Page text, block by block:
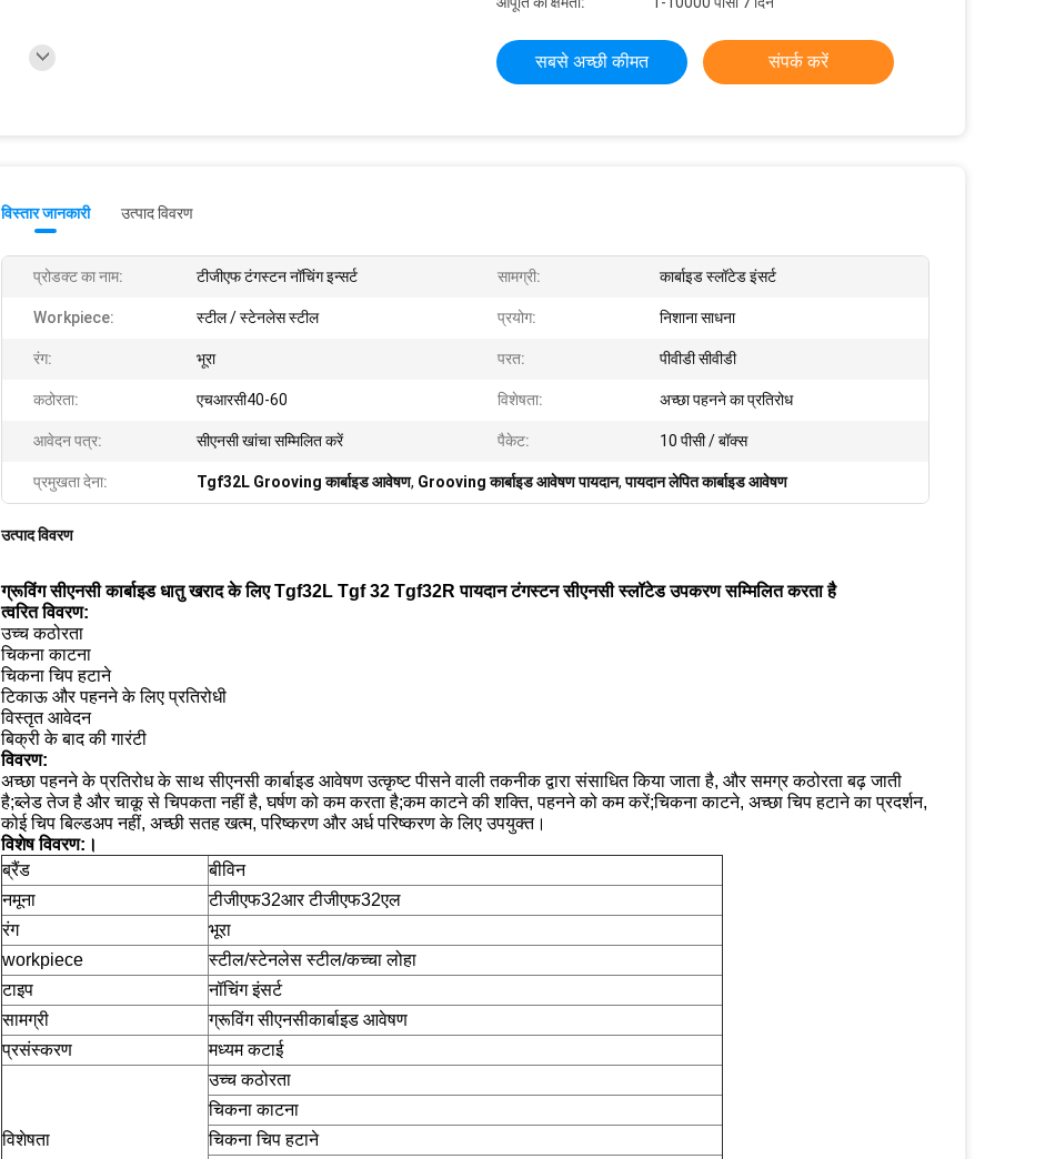
सबसे अच्छी कीमत संपर्क करें
विस्तार जानकारी उत्पाद विवरण
प्रोडक्ट का नाम: टीजीएफ टंगस्टन नॉचिंग इन्सर्ट सामग्री: कार्बाइड स्लॉटेड इंसर्ट
Workpiece: स्टील / स्टेनलेस स्टील प्रयोग: निशाना साधना
रंग: भूरा परत: पीवीडी सीवीडी
कठोरता: एचआरसी40-60 विशेषता: अच्छा पहनने का प्रतिरोध
आवेदन पत्र: सीएनसी खांचा सम्मिलित करें पैकेट: 10 पीसी / बॉक्स
प्रमुखता देना: Tgf32L Grooving कार्बाइड आवेषण, Grooving कार्बाइड आवेषण पायदान,पायदान लेपित कार्बाइड आवेषण
उत्पाद विवरण
ग्रूविंग सीएनसी कार्बाइड धातु खराद के लिए Tgf32L Tgf 32 Tgf32R पायदान टंगस्टन सीएनसी स्लॉटेड उपकरण सम्मिलित करता है
त्वरित विवरण:
उच्च कठोरता
चिकना काटना
चिकना चिप हटाने
टिकाऊ और पहनने के लिए प्रतिरोधी
विस्तृत आवेदन
बिक्री के बाद की गारंटी
विवरण:
अच्छा पहनने के प्रतिरोध के साथ सीएनसी कार्बाइड आवेषण उत्कृष्ट पीसने वाली तकनीक द्वारा संसाधित किया जाता है, और समग्र कठोरता बढ़ जाती
है;ब्लेड तेज है और चाकू से चिपकता नहीं है, घर्षण को कम करता है;कम काटने की शक्ति, पहनने को कम करें;चिकना काटने, अच्छा चिप हटाने का प्रदर्शन,
कोई चिप बिल्डअप नहीं, अच्छी सतह खत्म, परिष्करण और अर्ध परिष्करण के लिए उपयुक्त।
विशेष विवरण: ।
ब्रैंड
बीविन
नमूना
टीजीएफ32आर टीजीएफ32एल
रंग
भूरा
workpiece
स्टील/स्टेनलेस स्टील/कच्चा लोहा
टाइप
नॉचिंग इंसर्ट
सामग्री
ग्रूविंग सीएनसीकार्बाइड आवेषण
प्रसंस्करण
मध्यम कटाई
विशेषता
उच्च कठोरता
चिकना काटना
चिकना चिप हटाने